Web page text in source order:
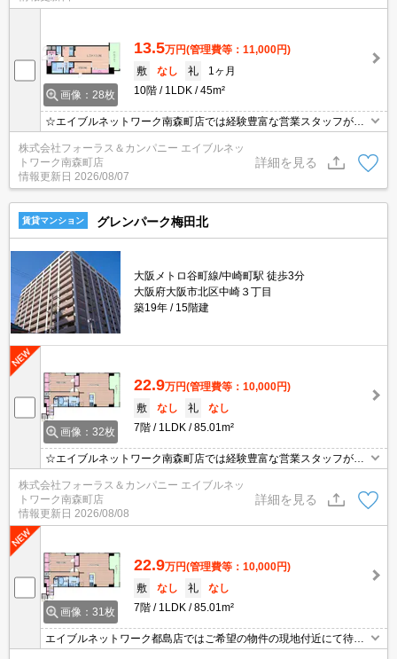
問合せ下さい♪
画像：28枚
13.5万円(管理費等：11,000円)
敷
なし 礼
1ヶ月
10階
1LDK 45m²
☆エイブルネットワーク南森町店では経験豊富な営業スタッフが多
数在籍しており、全力でサポートさせて頂きます☆ご希望の物件の
現地付近にて待ち合わせをさせていただきご内覧いただくサービス
や、主要駅までのお迎えサービスも実施中です☆詳しくは「エイブ
ルネットワーク南森町店」０１２０－８２１－２６０にお気軽にお
問合せ下さい♪
株式会社フォーラス＆カンパニー エイブルネッ
トワーク南森町店
情報更新日 2026/08/07
詳細を見る
賃貸マンション グレンパーク梅田北
大阪メトロ谷町線/中崎町駅 徒歩3分
大阪府大阪市北区中崎３丁目
築19年
15階建
画像：32枚
22.9万円(管理費等：10,000円)
敷
なし 礼
なし
7階
1LDK 85.01m²
☆エイブルネットワーク南森町店では経験豊富な営業スタッフが多
数在籍しており、全力でサポートさせて頂きます☆ご希望の物件の
現地付近にて待ち合わせをさせていただきご内覧いただくサービス
や、主要駅までのお迎えサービスも実施中です☆詳しくは「エイブ
ルネットワーク南森町店」０１２０－８２１－２６０にお気軽にお
問合せ下さい♪
株式会社フォーラス＆カンパニー エイブルネッ
トワーク南森町店
情報更新日 2026/08/08
詳細を見る
画像：31枚
22.9万円(管理費等：10,000円)
敷
なし 礼
なし
7階
1LDK 85.01m²
エイブルネットワーク都島店ではご希望の物件の現地付近にて待ち
合わせをさせていただきご内覧いただくサービスや、主要駅までの